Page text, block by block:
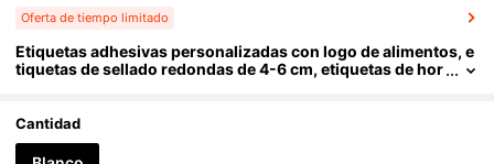
Oferta de tiempo limitado
Etiquetas adhesivas personalizadas con logo de alimentos, e
tiquetas de sellado redondas de 4-6 cm, etiquetas de hor
anales, artesanías, etiquetas de regalo y uso decorativo, peg
atinas de hornear duraderas
Cantidad